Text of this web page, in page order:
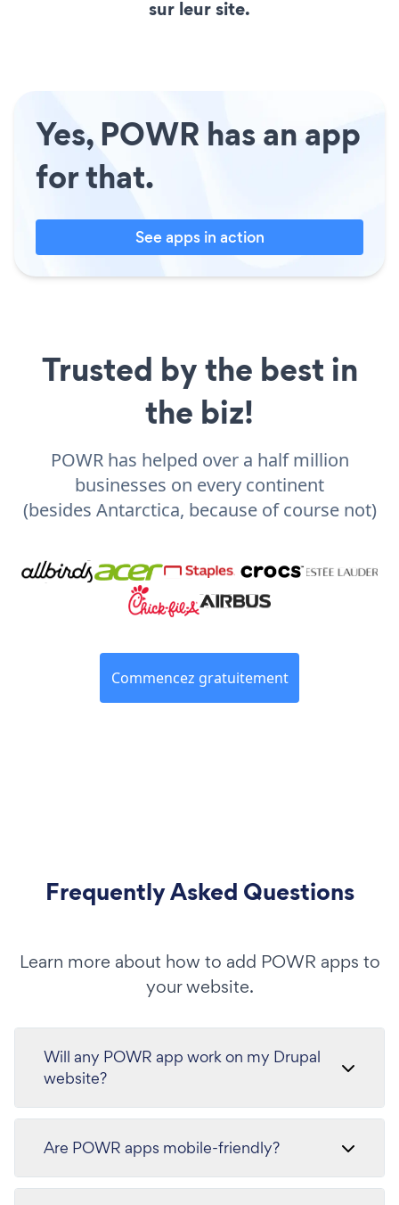
sur leur site.
Yes, POWR has an app
for that.
See apps in action
Trusted by the best in
the biz!
POWR has helped over a half million
businesses on every continent
(besides Antarctica, because of course not)
Commencez gratuitement
Frequently Asked Questions
Learn more about how to add POWR apps to
your website.
Will any POWR app work on my Drupal
website?
Are POWR apps mobile-friendly?